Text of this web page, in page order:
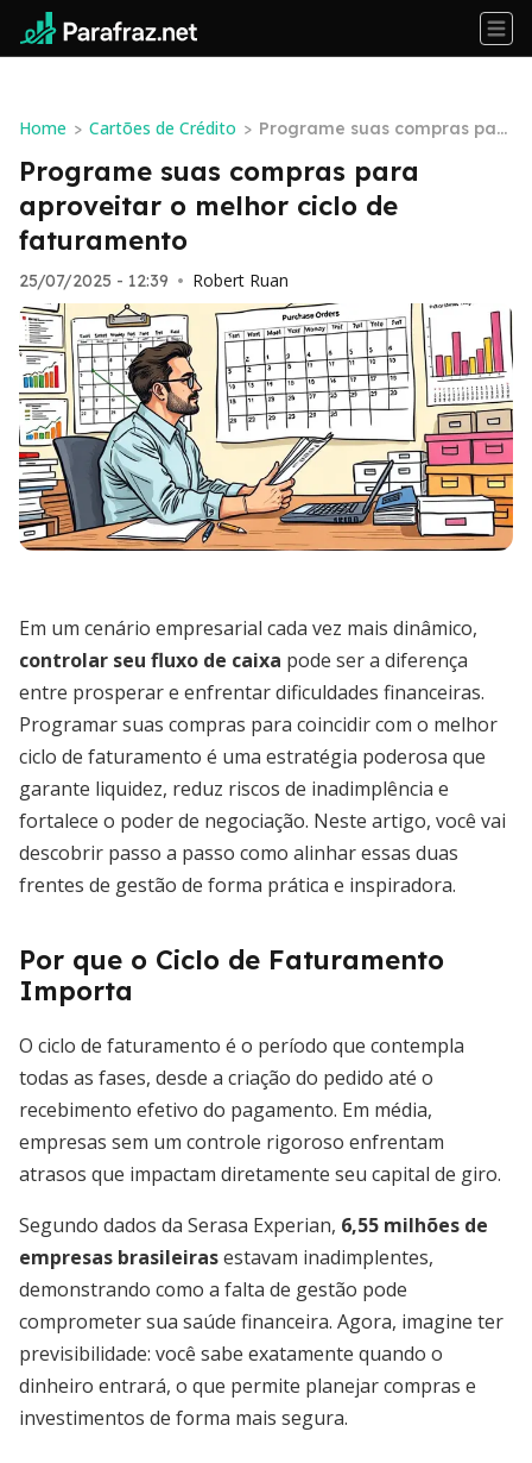
Home > Cartões de Crédito > Programe suas compras par
e faturamento
Programe suas compras para
aproveitar o melhor ciclo de
faturamento
25/07/2025 - 12:39 • Robert Ruan
Em um cenário empresarial cada vez mais dinâmico,
controlar seu fluxo de caixa pode ser a diferença
entre prosperar e enfrentar dificuldades financeiras.
Programar suas compras para coincidir com o melhor
ciclo de faturamento é uma estratégia poderosa que
garante liquidez, reduz riscos de inadimplência e
fortalece o poder de negociação. Neste artigo, você vai
descobrir passo a passo como alinhar essas duas
frentes de gestão de forma prática e inspiradora.
Por que o Ciclo de Faturamento
Importa
O ciclo de faturamento é o período que contempla
todas as fases, desde a criação do pedido até o
recebimento efetivo do pagamento. Em média,
empresas sem um controle rigoroso enfrentam
atrasos que impactam diretamente seu capital de giro.
Segundo dados da Serasa Experian, 6,55 milhões de
empresas brasileirasestavam inadimplentes,
demonstrando como a falta de gestão pode
comprometer sua saúde financeira. Agora, imagine ter
previsibilidade: você sabe exatamente quando o
dinheiro entrará, o que permite planejar compras e
investimentos de forma mais segura.